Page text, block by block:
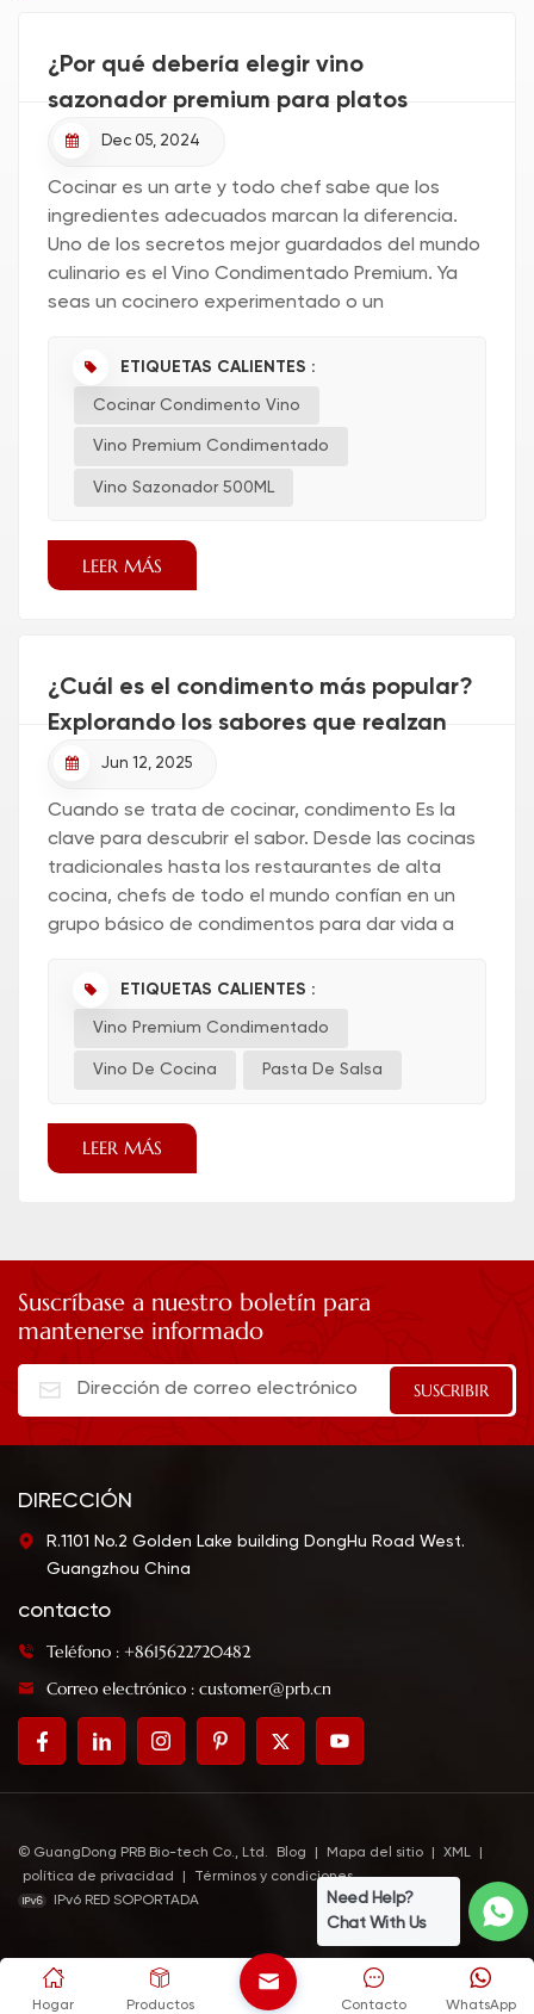
¿Por qué debería elegir vino
sazonador premium para platos
gourmet?Dec 05, 2024
Cocinar es un arte y todo chef sabe que los
ingredientes adecuados marcan la diferencia.
Uno de los secretos mejor guardados del mundo
culinario es el Vino Condimentado Premium. Ya
seas un cocinero experimentado o un
puede elevar tus platos a un nive...
ETIQUETAS CALIENTES :
Cocinar Condimento Vino
Vino Premium Condimentado
Vino Sazonador 500ML
LEER MÁS
¿Cuál es el condimento más popular?
Explorando los sabores que realzan
cada plato.
Jun 12, 2025
Cuando se trata de cocinar, condimento Es la
clave para descubrir el sabor. Desde las cocinas
tradicionales hasta los restaurantes de alta
cocina, chefs de todo el mundo confían en un
grupo básico de condimentos para dar vida a
opciones, ¿cuál es el condiment...
ETIQUETAS CALIENTES :
Vino Premium Condimentado
Vino De Cocina Pasta De Salsa
LEER MÁS
Suscríbase a nuestro boletín para
mantenerse informado
DIRECCIÓN
R.1101 No.2 Golden Lake building DongHu Road West.
Guangzhou China
contacto
Teléfono : +8615622720482
Correo electrónico : customer@prb.cn
© GuangDong PRB Bio-tech Co., Ltd. Blog Mapa del sitio XML
política de privacidad
Términos y condiciones
IPv6 RED SOPORTADA
Hogar Productos WhatsApp
Contacto
Need Help?
Chat With Us